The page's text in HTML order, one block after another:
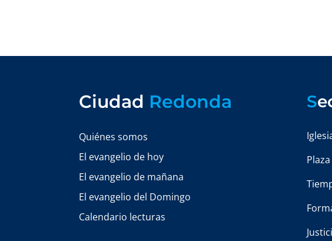
Ciudad Redonda
Quiénes somos
El evangelio de hoy
El evangelio de mañana
El evangelio del Domingo
Calendario lecturas
S